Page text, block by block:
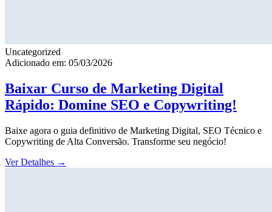
Uncategorized
Adicionado em: 05/03/2026
Baixar Curso de Marketing Digital
Rápido: Domine SEO e Copywriting!
Baixe agora o guia definitivo de Marketing Digital, SEO Técnico e
Copywriting de Alta Conversão. Transforme seu negócio!
Ver Detalhes →